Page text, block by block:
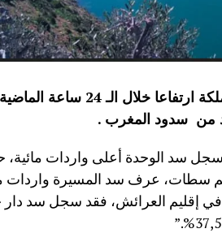
عرفت الموارد المائية بعدد من
من سدود المغرب .
بلوغ نسبة الملء 13,5%.،أما في إقليم العرائش، فقد